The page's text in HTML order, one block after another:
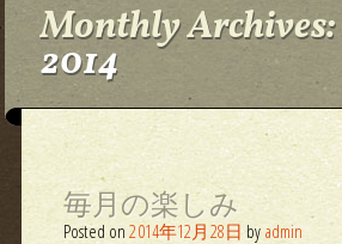
Monthly Archives:
2014
毎月の楽しみ
Posted on2014年12月28日 by admin